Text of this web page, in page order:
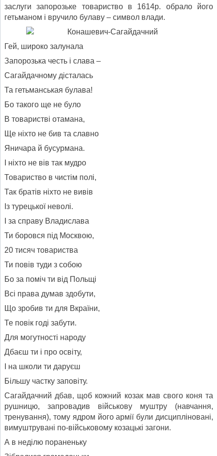
заслуги запорозьке товариство в 1614р. обрало його
гетьманом і вручило булаву – символ влади.
Гей, широко залунала
Запорозька честь і слава –
Сагайдачному дісталась
Та гетьманськая булава!
Бо такого ще не було
В товаристві отамана,
Ще ніхто не бив та славно
Яничара й бусурмана.
І ніхто не вів так мудро
Товариство в чистім полі,
Так братів ніхто не вивів
Із турецької неволі.
І за справу Владислава
Ти боровся під Москвою,
20 тисяч товариства
Ти повів туди з собою
Бо за поміч ти від Польщі
Всі права думав здобути,
Що зробив ти для Вкраїни,
Те повік годі забути.
Для могутності народу
Дбаєш ти і про освіту,
І на школи ти даруєш
Більшу частку заповіту.
Сагайдачний дбав, щоб кожний козак мав свого коня та
рушницю, запровадив військову муштру (навчання,
тренування), тому ядром його армії були дисципліновані,
вимуштрувані по-військовому козацькі загони.
А в неділю пораненьку